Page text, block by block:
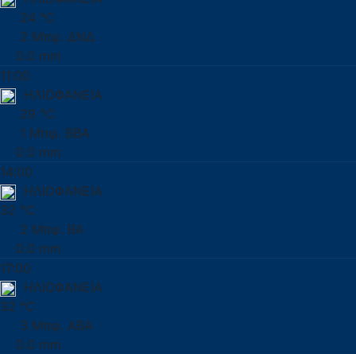
24 °C
2 Μπφ. ΔΝΔ
0.0 mm
11:00
ΗΛΙΟΦΑΝΕΙΑ
29 °C
1 Μπφ. ΒΒΑ
0.0 mm
14:00
ΗΛΙΟΦΑΝΕΙΑ
32 °C
2 Μπφ. ΒΑ
0.0 mm
17:00
ΗΛΙΟΦΑΝΕΙΑ
32 °C
3 Μπφ. ΑΒΑ
0.0 mm